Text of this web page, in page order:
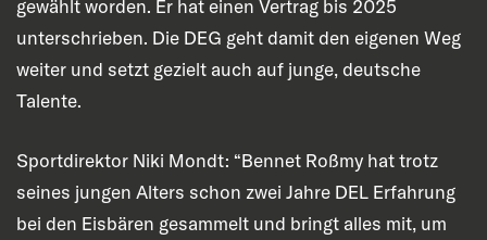
gewählt worden. Er hat einen Vertrag bis 2025
unterschrieben. Die DEG geht damit den eigenen Weg
weiter und setzt gezielt auch auf junge, deutsche
Talente.
Sportdirektor Niki Mondt: “Bennet Roßmy hat trotz
seines jungen Alters schon zwei Jahre DEL Erfahrung
bei den Eisbären gesammelt und bringt alles mit, um